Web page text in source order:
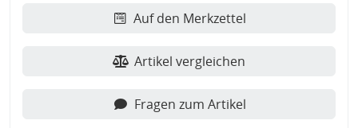
Auf den Merkzettel
Artikel vergleichen
Fragen zum Artikel